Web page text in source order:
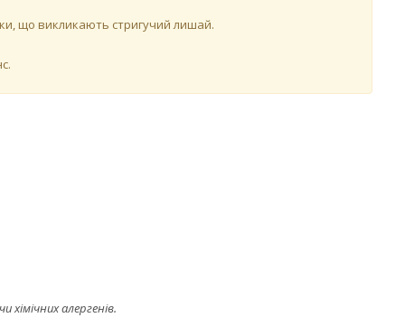
що викликають стригучий лишай.
алергенів.